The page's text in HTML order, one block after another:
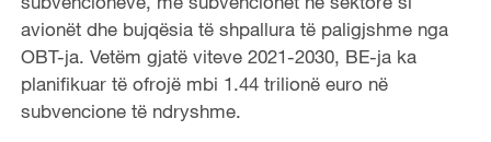
avionët dhe bujqësia të shpallura të paligjshme nga
OBT-ja. Vetëm gjatë viteve 2021-2030, BE-ja ka
planifikuar të ofrojë mbi 1.44 trilionë euro në
subvencione të ndryshme.